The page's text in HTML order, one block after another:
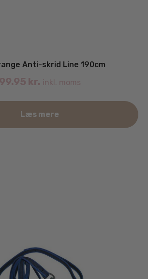
Anti-skrid Line 190cm
99.95 kr. inkl. moms
Læs mere